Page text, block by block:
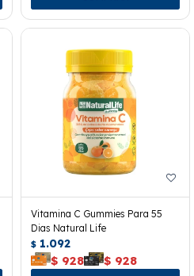
Vitamina C Gummies Para 55
Dias Natural Life
$ 1.092
$ 928 $ 928